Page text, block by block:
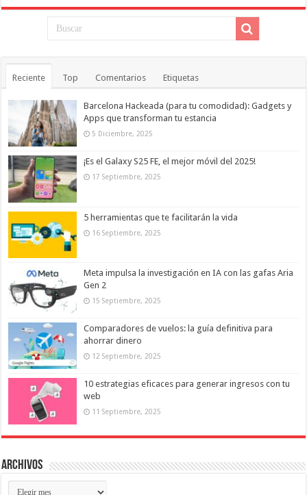
Reciente Top Comentarios Etiquetas
Barcelona Hackeada (para tu comodidad): Gadgets y
Apps que transforman tu estancia
5 Diciembre, 2025
¡Es el Galaxy S25 FE, el mejor móvil del 2025!
17 Septiembre, 2025
5 herramientas que te facilitarán la vida
16 Septiembre, 2025
Meta impulsa la investigación en IA con las gafas Aria
Gen 2
15 Septiembre, 2025
Comparadores de vuelos: la guía definitiva para
ahorrar dinero
12 Septiembre, 2025
10 estrategias eficaces para generar ingresos con tu
web
11 Septiembre, 2025
Archivos